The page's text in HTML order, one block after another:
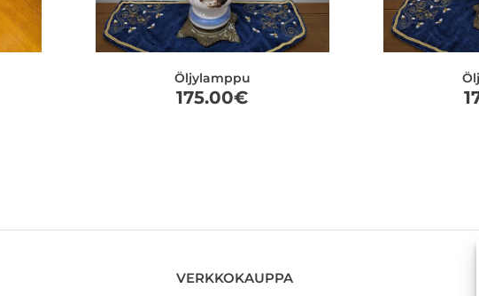
Öljylamppu
175.00€
VERKKOKAUPPA